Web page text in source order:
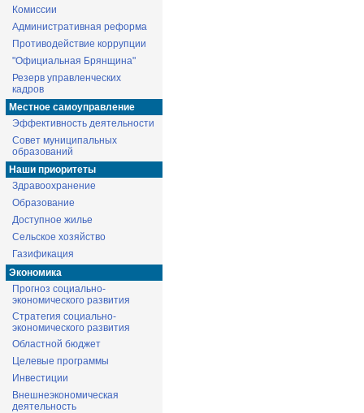
Комиссии
Административная реформа
Противодействие коррупции
"Официальная Брянщина"
Резерв управленческих
кадров
Местное самоуправление
Эффективность деятельности
Совет муниципальных
образований
Наши приоритеты
Здравоохранение
Образование
Доступное жилье
Сельское хозяйство
Газификация
Экономика
Прогноз социально-
экономического развития
Стратегия социально-
экономического развития
Областной бюджет
Целевые программы
Инвестиции
Внешнеэкономическая
деятельность